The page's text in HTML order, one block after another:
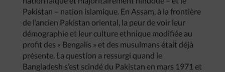
Pakistan – nation islamique. En Assam, à la frontière
de l’ancien Pakistan oriental, la peur de voir leur
démographie et leur culture ethnique modifiée au
profit des « Bengalis » et des musulmans était déjà
présente. La question a ressurgi quand le
Bangladesh s’est scindé du Pakistan en mars 1971 et